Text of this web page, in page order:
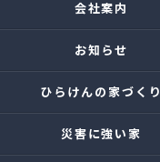
会社案内
お知らせ
ひらけんの家づくり
災害に強い家